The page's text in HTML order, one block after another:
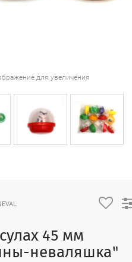
для увеличения
45 мм
неваляшка"